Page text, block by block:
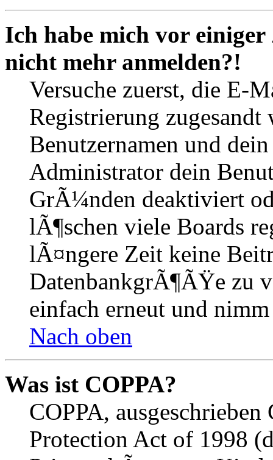
Ich habe mich vor
nicht mehr anmelden?!
Versuche zuerst, die E-
Registrierung
Benutzernamen und
Administrator dein
GrÃ¼nden deaktiviert
lÃ¶schen viele Boards
lÃ¤ngere Zeit keine
DatenbankgrÃ¶ÃŸe zu
einfach erneut und
Nach oben
Was ist COPPA?
COPPA,
Protection Act of 1998